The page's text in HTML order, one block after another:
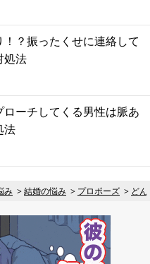
？振ったくせに連絡して
処法
ーチしてくる男性は脈あ
法
み 結婚の悩み プロポーズ ど